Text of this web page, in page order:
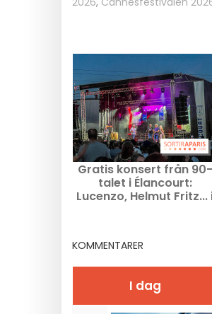
Gratis konsert från 90-
talet i Élancourt:
Lucenzo, Helmut Fritz...
KOMMENTARER
I dag